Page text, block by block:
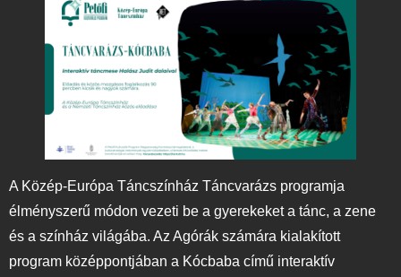
A Közép-Európa Táncszínház Táncvarázs programja
élményszerű módon vezeti be a gyerekeket a tánc, a zene
és a színház világába. Az Agórák számára kialakított
program középpontjában a Kócbaba című interaktív